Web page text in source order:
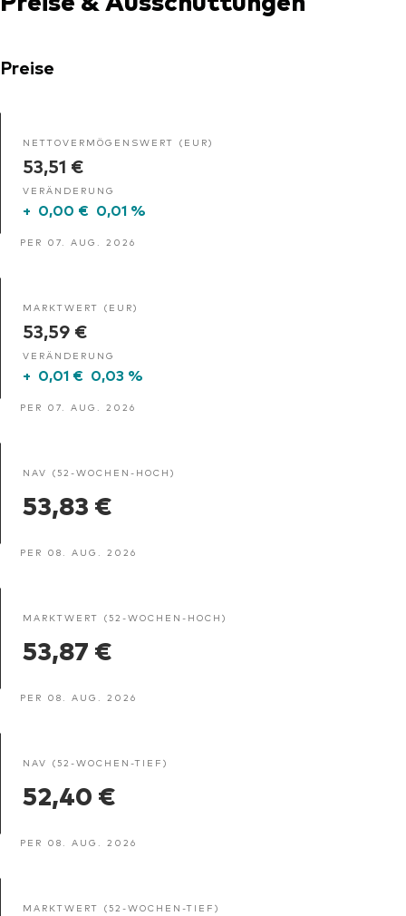
Preise
NETTOVERMÖGENSWERT (EUR)
53,51 €
VERÄNDERUNG
+ 0,00 € 0,01 %
PER 07. AUG. 2026
MARKTWERT (EUR)
53,59 €
VERÄNDERUNG
+ 0,01 € 0,03 %
PER 07. AUG. 2026
NAV (52-WOCHEN-HOCH)
53,83 €
PER 08. AUG. 2026
MARKTWERT (52-WOCHEN-HOCH)
53,87 €
PER 08. AUG. 2026
NAV (52-WOCHEN-TIEF)
52,40 €
PER 08. AUG. 2026
MARKTWERT (52-WOCHEN-TIEF)